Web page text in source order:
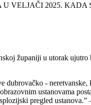
VELJAČI 2025.
županiji u utorak
dubrovačko -
ustanovama
pregled